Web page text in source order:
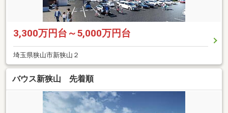
3,300万円台～5,000万円台
埼玉県狭山市新狭山２
バウス新狭山 先着順